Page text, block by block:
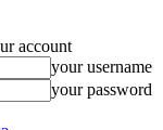
account
your username
your password